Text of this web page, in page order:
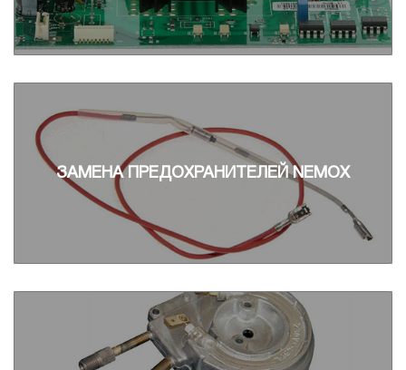
ЗАМЕНА ПРЕДОХРАНИТЕЛЕЙ NEMOX